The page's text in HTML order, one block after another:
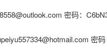
密码：
密